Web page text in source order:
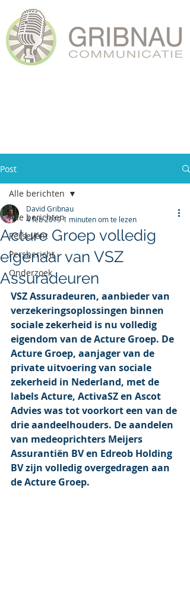
Post
Alle berichten
Persevent
Persbericht
Onderzoek
Alle berichten
Acture Groep volledig
eigenaar van VSZ
Assuradeuren
David Gribnau
4 feb 20191 minuten om te lezen
VSZ Assuradeuren, aanbieder van
verzekeringsoplossingen binnen
sociale zekerheid is nu volledig
eigendom van de Acture Groep. De
Acture Groep, aanjager van de
private uitvoering van sociale
zekerheid in Nederland, met de
labels Acture, ActivaSZ en Ascot
Advies was tot voorkort een van de
drie aandeelhouders. De aandelen
van medeoprichters Meijers
Assurantiën BV en Edreob Holding
BV zijn volledig overgedragen aan
de Acture Groep.